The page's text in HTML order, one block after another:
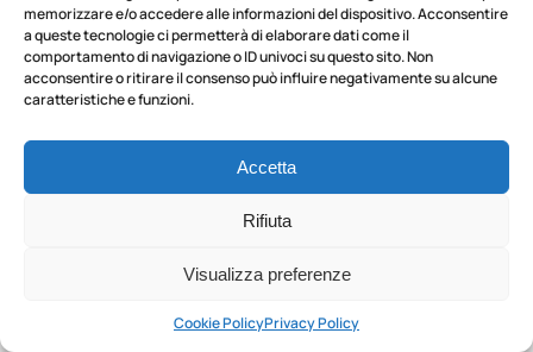
memorizzare e/o accedere alle informazioni del dispositivo. Acconsentire
a queste tecnologie ci permetterà di elaborare dati come il
comportamento di navigazione o ID univoci su questo sito. Non
acconsentire o ritirare il consenso può influire negativamente su alcune
caratteristiche e funzioni.
Accetta
Rifiuta
Visualizza preferenze
Cookie PolicyPrivacy Policy
Vesuvio
in
piccolo
con
guida
€118.72
ETÀ 6+ 8 ORE
Tour di Pompei e del Vesuvio in
piccolo gruppo con una guida
Esplorate le meraviglie di Pompei con una guida
i suoi luoghi simbolo. Proseguite verso il
completando una giornata all’insegna della